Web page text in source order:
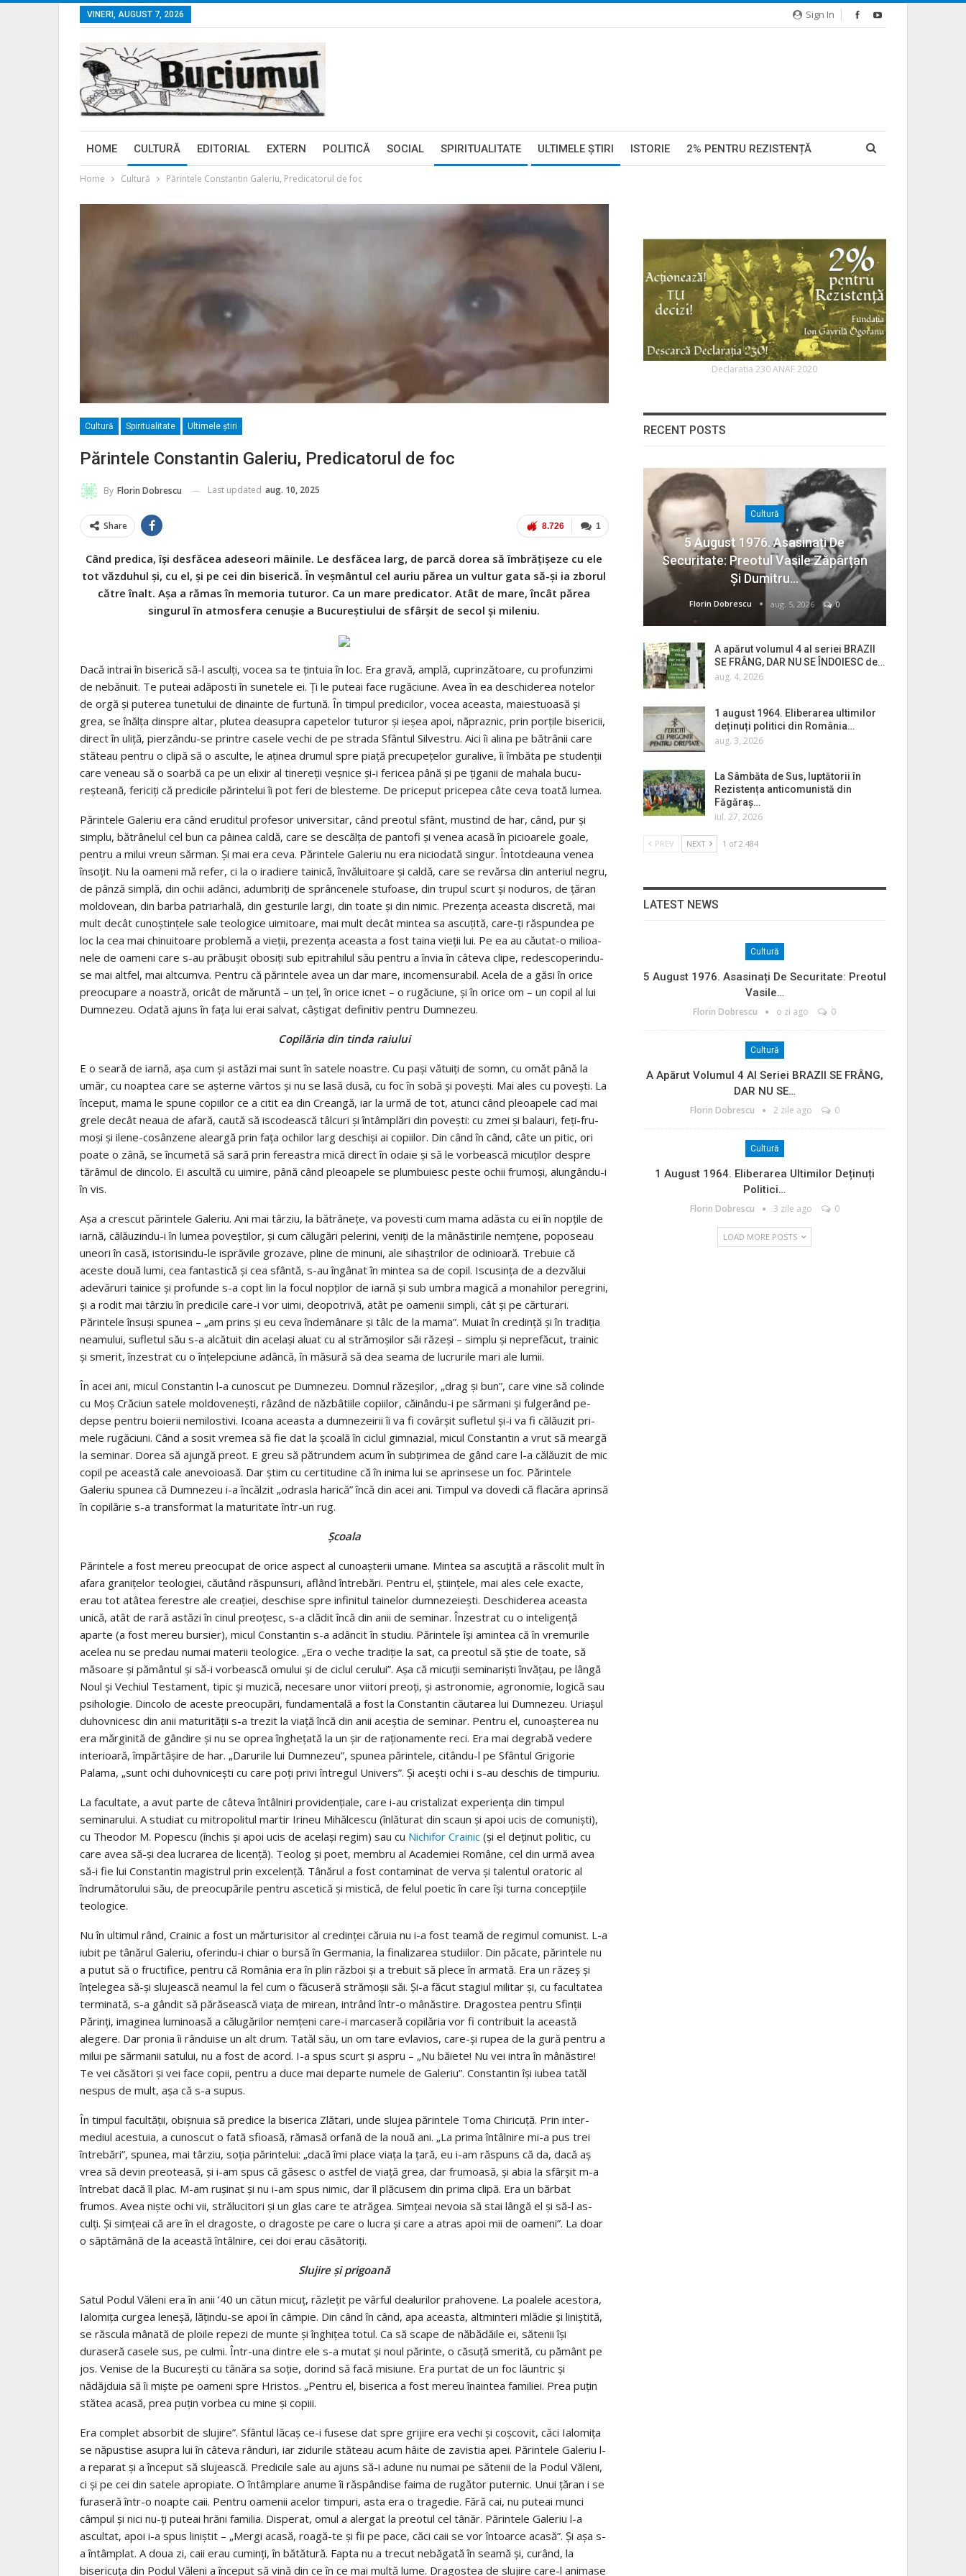
Sign In
VINERI, AUGUST 7, 2026
HOME CULTURĂ EDITORIAL EXTERN POLITICĂ SOCIAL SPIRITUALITATE ULTIMELE ŞTIRI ISTORIE 2% PENTRU REZISTENȚĂ
Home Cultură Părintele Constantin Galeriu, Predicatorul de foc
Cultură Spiritualitate Ultimele ştiri
Părintele Constantin Galeriu, Predicatorul de foc
By Florin Dobrescu Last updated aug. 10, 2025
1
8.726
Share
Când predica, îşi desfăcea adeseori mâinile. Le desfăcea larg, de parcă dorea să îmbrăţişeze cu ele
tot văzduhul şi, cu el, şi pe cei din biserică. În veşmântul cel auriu părea un vultur gata să-şi ia zborul
către înalt. Aşa a rămas în memoria tuturor. Ca un mare pre­dicator. Atât de mare, în­cât părea
singurul în at­mosfera cenuşie a Bucu­reştiului de sfârşit de secol şi mileniu.
Dacă intrai în bise­rică să-l asculţi, vocea sa te ţintuia în loc. Era gravă, amplă, cuprin­ză­toare, cu profunzimi
de nebănuit. Te pu­teai adăposti în sunetele ei. Ţi le puteai face rugă­ciune. Avea în ea des­chiderea notelor
de orgă şi pu­terea tunetului de dinainte de furtună. În timpul predicilor, vocea aceasta, ma­iestuoasă şi
grea, se înălţa dinspre altar, plutea deasupra capetelor tuturor şi ieşea apoi, năpraznic, prin porţile bise­ricii,
direct în uliţă, pierzându-se prin­tre casele vechi de pe strada Sfântul Sil­vestru. Aici îi alina pe bătrânii care
stăteau pentru o clipă să o as­cul­te, le aţinea drumul spre piaţă precu­peţelor guralive, îi îmbăta pe studenţii
care veneau să o soarbă ca pe un eli­xir al tinereţii veşnice şi-i fericea până şi pe ţiganii de mahala bucu­
reşteană, fericiţi că predicile părintelui îi pot feri de blesteme. De priceput pricepea câte ceva toată lumea.
Părintele Galeriu era când eruditul profesor univer­sitar, când preotul sfânt, mustind de har, când, pur şi
simplu, bătrânelul cel bun ca pâinea caldă, care se des­călţa de pantofi şi venea acasă în picioarele goale,
pen­tru a milui vreun sărman. Şi mai era ceva. Părintele Ga­leriu nu era niciodată singur. Întotdeauna venea
însoţit. Nu la oameni mă refer, ci la o iradiere tainică, învălui­toare şi caldă, care se revărsa din anteriul negru,
de pânză simplă, din ochii adânci, adumbriţi de sprânce­nele stufoase, din trupul scurt şi noduros, de ţăran
mol­dovean, din barba patriarhală, din gesturile largi, din toate şi din nimic. Prezenţa aceasta discretă, mai
mult decât cunoştinţele sale teologice uimitoare, mai mult decât mintea sa ascuţită, care-ţi răspundea pe
loc la cea mai chinuitoare problemă a vieţii, prezenţa aceas­ta a fost taina vieţii lui. Pe ea au căutat-o milioa­
nele de oameni care s-au prăbuşit obosiţi sub epitra­hilul său pentru a învia în câteva clipe, redescoperin­du-
se mai altfel, mai altcumva. Pentru că părintele avea un dar mare, incomensurabil. Acela de a găsi în orice
preo­cupare a noastră, oricât de măruntă – un ţel, în orice icnet – o rugăciune, şi în orice om – un copil al lui
Dum­nezeu. Odată ajuns în faţa lui erai salvat, câştigat defi­nitiv pentru Dumnezeu.
Copilăria din tinda raiului
E o seară de iarnă, aşa cum şi astăzi mai sunt în satele noastre. Cu paşi vătuiţi de somn, cu omăt până la
umăr, cu noaptea care se aşterne vârtos şi nu se lasă dusă, cu foc în sobă şi poveşti. Mai ales cu poveşti. La
început, mama le spune copiilor ce a ci­tit ea din Crean­gă, iar la urmă de tot, atunci când pleoapele cad mai
grele decât neaua de afară, caută să iscodească tâlcuri şi în­tâmplări din poveşti: cu zmei şi balauri, feţi-fru­
moşi şi ilene-cosânzene aleargă prin faţa ochilor larg deschişi ai copiilor. Din când în când, câte un pitic, ori
poate o zână, se încumetă să sară prin fereastra mică di­rect în odaie şi să le vorbească micuţilor des­pre
tărâ­mul de dincolo. Ei ascultă cu uimire, până când pleoa­pele se plumbuiesc peste ochii frumoşi, alungându-i
în vis.
Aşa a crescut părintele Galeriu. Ani mai târziu, la bătrâneţe, va povesti cum mama adăsta cu ei în nopţile de
iarnă, călăuzindu-i în lumea poveştilor, şi cum călu­gări pelerini, veniţi de la mâ­năs­tirile nemţene, popo­seau
uneori în casă, istorisindu-le is­prăvile groza­ve, pline de mi­nuni, ale sihaştrilor de odi­nioară. Trebuie că
aceste două lumi, cea fantastică şi cea sfântă, s-au îngânat în mintea sa de copil. Iscusinţa de a dezvălui
adevăruri tai­nice şi profunde s-a copt lin la focul nop­ţilor de iarnă şi sub umbra magică a mona­hilor pere­grini,
şi a rodit mai târziu în predicile care-i vor uimi, deopotrivă, atât pe oamenii simpli, cât şi pe căr­turari.
Părintele însuşi spu­nea – „am prins şi eu ceva înde­mânare şi tâlc de la mama”. Muiat în cre­dinţă şi în tradiţia
nea­mu­lui, su­fletul său s-a alcătuit din acelaşi aluat cu al stră­moşilor săi răzeşi – sim­plu şi ne­prefăcut, trainic
şi sme­rit, înzestrat cu o înţe­lepciune adâncă, în mă­su­ră să dea seama de lucru­rile mari ale lumii.
În acei ani, micul Con­stantin l-a cu­noscut pe Dum­nezeu. Domnul răze­şilor, „drag şi bun”, care vine să co­linde
cu Moş Cră­ciun satele mol­do­ve­neşti, râzând de năzbâtiile copiilor, căinându-i pe sărmani şi fulgerând pe­
depse pentru boierii nemilostivi. Icoa­na aceasta a dumnezeirii îi va fi covâr­şit sufletul şi-i va fi călăuzit pri­
mele rugă­ciuni. Când a sosit vremea să fie dat la şcoa­lă în ciclul gimnazial, micul Constantin a vrut să meargă
la semi­nar. Do­rea să ajun­gă preot. E greu să pătrundem acum în subţirimea de gând care l-a călăuzit de mic
copil pe această cale ane­voioasă. Dar ştim cu cer­titudine că în inima lui se aprin­sese un foc. Părin­tele
Galeriu spunea că Dum­nezeu i-a încălzit „odrasla harică” încă din acei ani. Timpul va dovedi că flacăra aprinsă
în copilărie s-a transformat la maturitate într-un rug.
Şcoala
Părintele a fost mereu preocupat de orice aspect al cu­noaşterii umane. Min­tea sa ascuţită a răscolit mult în
afara graniţelor teologiei, căutând răs­punsuri, aflând întrebări. Pentru el, ştiinţele, mai ales cele exacte,
erau tot atâtea ferestre ale creaţiei, deschise spre infinitul tainelor dumnezeieşti. Deschiderea aceasta
unică, atât de rară astăzi în cinul preoţesc, s-a clădit încă din anii de seminar. Înzestrat cu o inteligenţă
aparte (a fost mereu bur­sier), micul Constantin s-a adâncit în studiu. Părintele îşi amintea că în vremurile
acelea nu se pre­dau numai materii teologice. „Era o veche tra­diţie la sat, ca preotul să ştie de toate, să
măsoare şi pă­mântul şi să-i vorbească omului şi de ciclul cerului”. Aşa că micuţii seminarişti învăţau, pe lângă
Noul şi Ve­chiul Testament, tipic şi muzică, necesare unor vi­itori preoţi, şi astronomie, agronomie, logică sau
psi­hologie. Din­co­lo de aceste preo­cupări, fundamen­tală a fost la Con­stantin cău­ta­rea lui Dumne­zeu. Uriaşul
du­hovni­cesc din anii ma­tu­rităţii s-a trezit la viaţă încă din anii aceş­tia de seminar. Pentru el, cunoaşterea nu
era măr­ginită de gândire şi nu se oprea înghe­ţată la un şir de raţio­namente reci. Era mai degra­bă ve­dere
interioară, împăr­tăşire de har. „Da­ru­ri­le lui Dumnezeu”, spunea părin­tele, ci­tân­du-l pe Sfântul Gri­gorie
Palama, „sunt ochi duhov­niceşti cu care poţi privi întregul Uni­vers”. Şi aceşti ochi i s-au deschis de tim­puriu.
La facultate, a avut parte de câteva întâl­niri provi­denţiale, care i-au cristalizat expe­rienţa din timpul
seminarului. A studiat cu mitro­po­litul martir Irineu Mihălcescu (înlă­turat din scaun şi apoi ucis de comu­nişti),
cu Theodor M. Popescu (închis şi apoi ucis de acelaşi re­gim) sau cu Nichifor Crainic (şi el deţinut po­litic, cu
care avea să-şi dea lu­crarea de licen­ţă). Teolog şi poet, membru al Academiei Ro­mâne, cel din urmă avea
să-i fie lui Constantin magistrul prin exce­lenţă. Tânărul a fost con­taminat de verva şi talen­tul oratoric al
îndru­mă­torului său, de preo­cupările pentru ascetică şi mis­tică, de felul poetic în care îşi turna concepţiile
teo­lo­gice.
Nu în ultimul rând, Crainic a fost un mărtu­risitor al credinţei căruia nu i-a fost teamă de regimul comu­nist. L-a
iubit pe tânărul Galeriu, oferin­du-i chiar o bursă în Germa­nia, la finalizarea studiilor. Din păcate, părintele nu
a putut să o fructifice, pentru că România era în plin război şi a trebuit să plece în armată. Era un răzeş şi
înţelegea să-şi slujească neamul la fel cum o făcuseră strămoşii săi. Şi-a făcut stagiul militar şi, cu facul­tatea
terminată, s-a gândit să pără­sească viaţa de mirean, intrând într-o mânăstire. Dra­gostea pentru Sfin­­ţii
Părinţi, imaginea luminoasă a călugărilor nem­ţeni care-i marcaseră copi­lăria vor fi contribuit la aceas­tă
alegere. Dar pronia îi rân­duise un alt drum. Tatăl său, un om tare evlavios, care-şi rupea de la gură pentru a
milui pe sărmanii satu­lui, nu a fost de acord. I-a spus scurt şi aspru – „Nu băiete! Nu vei intra în mâ­năstire!
Te vei căsători şi vei face copii, pentru a duce mai departe numele de Ga­leriu”. Con­stan­tin îşi iubea tatăl
nespus de mult, aşa că s-a supus.
În timpul facultăţii, obişnuia să predice la biserica Zlătari, unde slujea părintele Toma Chiricuţă. Prin in­ter­
mediul acestuia, a cunoscut o fată sfioasă, rămasă orfană de la nouă ani. „La prima întâlnire mi-a pus trei
întrebări”, spunea, mai târziu, soţia părintelui: „dacă îmi place viaţa la ţară, eu i-am răspuns că da, dacă aş
vrea să devin preoteasă, şi i-am spus că găsesc o astfel de viaţă grea, dar frumoasă, şi abia la sfârşit m-a
întrebat dacă îl plac. M-am ruşinat şi nu i-am spus nimic, dar îl plăcusem din prima clipă. Era un bărbat
frumos. Avea nişte ochi vii, strălucitori şi un glas care te atrăgea. Simţeai nevoia să stai lângă el şi să-l as­
culţi. Şi simţeai că are în el dragoste, o dragoste pe care o lucra şi care a atras apoi mii de oameni”. La doar
o săptămână de la această întâlnire, cei doi erau căsă­toriţi.
Slujire şi prigoană
Satul Podul Văleni era în anii ’40 un cătun micuţ, răzleţit pe vârful dealurilor prahovene. La poalele aces­tora,
Ialomiţa curgea leneşă, lăţindu-se apoi în câmpie. Din când în când, apa aceasta, altminteri mlădie şi liniştită,
se răscula mânată de ploile repezi de munte şi înghiţea totul. Ca să scape de năbădăile ei, sătenii îşi
duraseră casele sus, pe culmi. Într-una dintre ele s-a mu­­tat şi noul părinte, o căsuţă smerită, cu pământ pe
jos. Venise de la Bucureşti cu tânăra sa soţie, dorind să facă misiune. Era purtat de un foc lăuntric şi
nădăjduia să îi mişte pe oameni spre Hristos. „Pentru el, biserica a fost mereu înaintea familiei. Prea puţin
stătea acasă, prea puţin vorbea cu mine şi copiii.
Era complet absor­bit de slujire”. Sfântul lăcaş ce-i fusese dat spre grijire era vechi şi coşcovit, căci Ialomiţa
se năpustise asupra lui în câteva rânduri, iar zidurile stăteau acum hâite de zavistia apei. Părintele Galeriu l-
a reparat şi a început să slujească. Predicile sale au ajuns să-i adune nu nu­mai pe sătenii de la Podul Văleni,
ci şi pe cei din satele apropiate. O întâmplare anume îi răspândise faima de rugător puternic. Unui ţăran i se
furaseră într-o noapte caii. Pentru oamenii acelor timpuri, asta era o tragedie. Fără cai, nu puteai munci
câmpul şi nici nu-ţi puteai hrăni familia. Disperat, omul a alergat la preotul cel tânăr. Părintele Galeriu l-a
ascultat, apoi i-a spus liniştit – „Mergi acasă, roagă-te şi fii pe pace, căci caii se vor întoarce acasă”. Şi aşa s-
a întâmplat. A doua zi, caii erau cuminţi, în bătătură. Fapta nu a trecut nebăgată în seamă şi, curând, la
bisericuţa din Podul Văleni a început să vină din ce în ce mai multă lume. Dragostea de slujire care-l animase
Declaratia 230 ANAF 2020
RECENT POSTS
Cultură
5 August 1976. Asasinați De
Securitate: Preotul Vasile Zăpârțan
Și Dumitru…
Florin Dobrescu aug. 5, 2026 0
A apărut volumul 4 al seriei BRAZII
SE FRÂNG, DAR NU SE ÎNDOIESC de…
aug. 4, 2026
1 august 1964. Eliberarea ultimilor
deținuți politici din România…
aug. 3, 2026
La Sâmbăta de Sus, luptătorii în
Rezistența anticomunistă din
Făgăraș…
iul. 27, 2026
PREV NEXT 1 of 2.484
LATEST NEWS
Cultură
5 August 1976. Asasinați De Securitate: Preotul
Vasile…
Florin Dobrescu o zi ago 0
Cultură
A Apărut Volumul 4 Al Seriei BRAZII SE FRÂNG,
DAR NU SE…
Florin Dobrescu 2 zile ago 0
Cultură
1 August 1964. Eliberarea Ultimilor Deținuți
Politici…
Florin Dobrescu 3 zile ago 0
LOAD MORE POSTS